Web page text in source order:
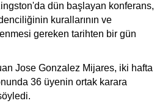
dün başlayan konferans,
kurallarının ve
gereken tarihten bir gün
Jose Gonzalez Mijares, iki hafta
36 üyenin ortak karara